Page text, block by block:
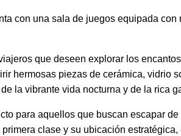
con una sala de juegos equipada
que deseen explorar los
hermosas piezas de cerámica, vidrio
la vibrante vida nocturna y de la rica
para aquellos que buscan escapar
clase y su ubicación